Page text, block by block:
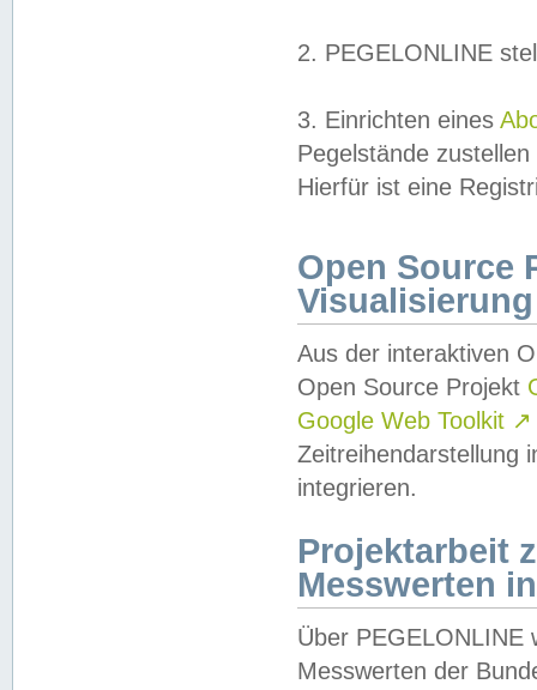
2. PEGELONLINE
3. Einrichten eines
Pegelstände
Hierfür ist eine
Open Source
Visualisierung
Aus der interaktiven
Open Source Projekt
Google Web Toolkit ↗
Zeitreihendarstellung
integrieren.
Projektarbeit
Messwerten
Über PEGELONLINE
Messwerten der